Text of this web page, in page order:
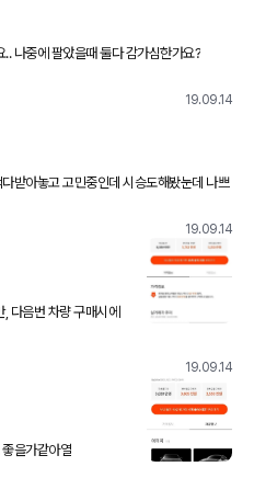
나중에 팔았을때 둘다 감가심한가요?
19.09.14
받아놓고 고민중인데 시승도해봤눈데 나쁘
지 랑고민중입니다 푸조서비스도안좋다고
19.09.14
다음번 차량 구매시에
19.09.14
을가같아열